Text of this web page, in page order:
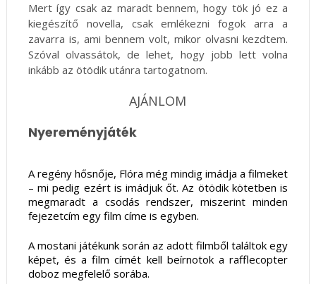
Mert így csak az maradt bennem, hogy tök jó ez a
kiegészítő novella, csak emlékezni fogok arra a
zavarra is, ami bennem volt, mikor olvasni kezdtem.
Szóval olvassátok, de lehet, hogy jobb lett volna
inkább az ötödik utánra tartogatnom.
AJÁNLOM
Nyereményjáték
A regény hősnője, Flóra még mindig imádja a filmeket
– mi pedig ezért is imádjuk őt. Az ötödik kötetben is
megmaradt a csodás rendszer, miszerint minden
fejezetcím egy film címe is egyben.
A mostani játékunk során az adott filmből találtok egy
képet, és a film címét kell beírnotok a rafflecopter
doboz megfelelő sorába.